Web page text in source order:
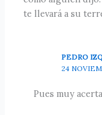
te llevará a su
PEDRO
24
Pues muy